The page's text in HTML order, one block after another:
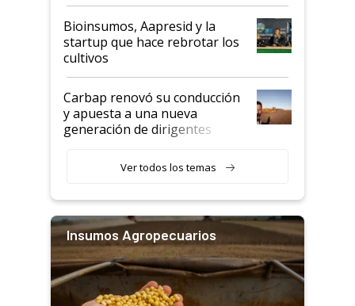
Bioinsumos, Aapresid y la
startup que hace rebrotar los
cultivos
Carbap renovó su conducción
y apuesta a una nueva
generación de dirigentes
Ver todos los temas
Insumos Agropecuarios